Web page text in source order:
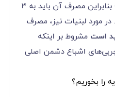
گلبول‌سازی را تحریک کند؛ بنابراین مصرف آن باید به ۳
مورد لبنیات نیز، مصرف
است مشروط بر اینکه
اشباع دشمن اصلی
را بخوریم؟